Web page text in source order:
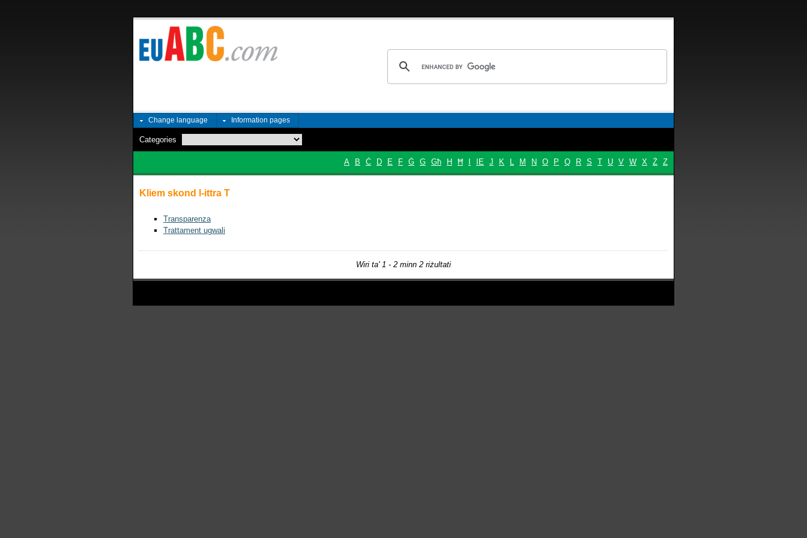
Change language Information pages
Categories
A B Ċ D E F Ġ G Għ H Ħ IE J K L M N O P Q R S T U V W X Ż Z
Kliem skond l-ittra T
Transparenza
Trattament ugwali
Wiri ta' 1 - 2 minn 2 riżultati